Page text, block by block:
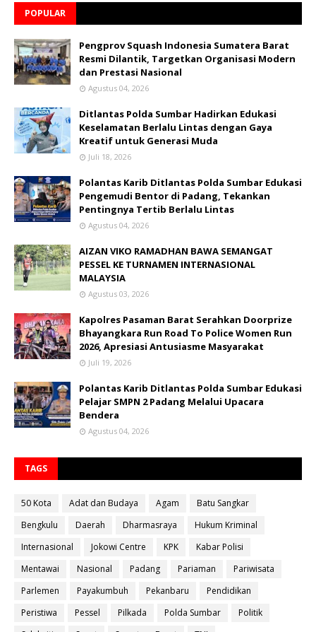
POPULAR
Pengprov Squash Indonesia Sumatera Barat
Resmi Dilantik, Targetkan Organisasi Modern
dan Prestasi Nasional
Agustus 04, 2026
Ditlantas Polda Sumbar Hadirkan Edukasi
Keselamatan Berlalu Lintas dengan Gaya
Kreatif untuk Generasi Muda
Juli 18, 2026
Polantas Karib Ditlantas Polda Sumbar Edukasi
Pengemudi Bentor di Padang, Tekankan
Pentingnya Tertib Berlalu Lintas
Agustus 04, 2026
AIZAN VIKO RAMADHAN BAWA SEMANGAT
PESSEL KE TURNAMEN INTERNASIONAL
MALAYSIA
Agustus 03, 2026
Kapolres Pasaman Barat Serahkan Doorprize
Bhayangkara Run Road To Police Women Run
2026, Apresiasi Antusiasme Masyarakat
Juli 19, 2026
Polantas Karib Ditlantas Polda Sumbar Edukasi
Pelajar SMPN 2 Padang Melalui Upacara
Bendera
Agustus 04, 2026
TAGS
50 Kota Adat dan Budaya Agam
Batu Sangkar
Bengkulu
Daerah Dharmasraya
Hukum Kriminal
Internasional
Jokowi Centre KPK
Kabar Polisi
Mentawai
Nasional Padang Pariaman
Pariwisata
Parlemen
Payakumbuh Pekanbaru
Pendidikan
Peristiwa
Pessel Pilkada Polda Sumbar
Politik